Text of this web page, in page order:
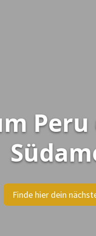
Finde hier dein